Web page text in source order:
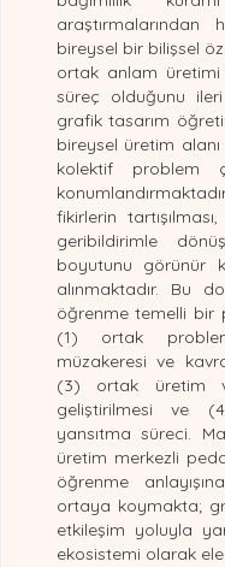
araştırmalarından
bireysel bir bilişsel
ortak anlam
süreç olduğunu
grafik tasarım
bireysel üretim
kolektif problem
fikirlerin
geribildirimle
boyutunu görünür
alınmaktadır. Bu
öğrenme temelli bir
(1) ortak
müzakeresi ve
(3) ortak üretim
geliştirilmesi ve
yansıtma süreci.
üretim merkezli
öğrenme
ortaya koymakta;
etkileşim yoluyla
ekosistemi olarak